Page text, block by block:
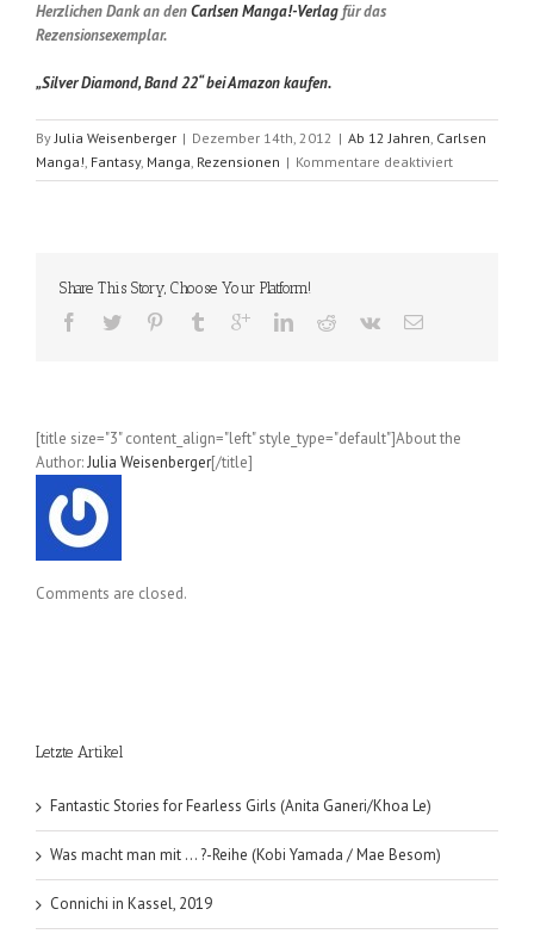
Herzlichen Dank an denCarlsen Manga!-Verlagfür das
Rezensionsexemplar.
„Silver Diamond, Band 22“ bei Amazon kaufen.
By Julia Weisenberger | Dezember 14th, 2012 | Ab 12 Jahren Carlsen
Manga! Fantasy, Manga Rezensionen | Kommentare deaktiviertfür
Silver
Share This Story, Choose Your Platform!
[title size="3" content_align="left" style_type="default"]About the
Author:Julia Weisenberger[/title]
Comments are closed.
Letzte Artikel
Fantastic Stories for Fearless Girls (Anita Ganeri/Khoa Le)
Was macht man mit … ?-Reihe (Kobi Yamada / Mae Besom)
Connichi in Kassel, 2019